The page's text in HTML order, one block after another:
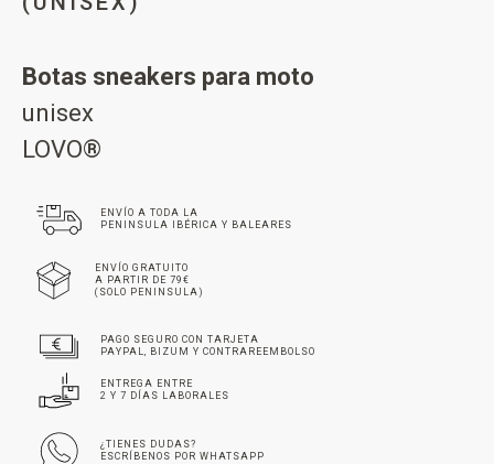
Botas sneakers para moto
unisex
LOVO®
ENVÍO A TODA LA
PENINSULA IBÉRICA Y BALEARES
ENVÍO GRATUITO
A PARTIR DE 79€
(SOLO PENINSULA)
PAGO SEGURO CON TARJETA
PAYPAL, BIZUM Y CONTRAREEMBOLSO
ENTREGA ENTRE
2 Y 7 DÍAS LABORALES
¿TIENES DUDAS?
ESCRÍBENOS POR WHATSAPP